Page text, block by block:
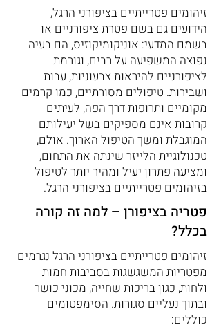
זיהומים פטרייתיים בציפורני הרגל,
הידועים גם בשם פטרת ציפורניים או
בשמם המדעי: אוניקומיקוזיס, הם בעיה
נפוצה המשפיעה על רבים, וגורמת
לציפורניים להיראות צבעוניות, עבות
ושבירות. טיפולים מסורתיים, כמו קרמים
מקומיים ותרופות דרך הפה, לעיתים
קרובות אינם מספיקים בשל יעילותם
המוגבלת ומשך הטיפול הארוך. אולם,
טכנולוגיית הלייזר שינתה את התחום,
ומציעה פתרון יעיל ומהיר יותר לטיפול
בזיהומים פטרייתיים בציפורני הרגל.
פטריה בציפורן – למה זה קורה
בכלל?
זיהומים פטרייתיים בציפורני הרגל נגרמים
מפטריות המשגשגות בסביבות חמות
ולחות, כגון בריכות שחייה, מכוני כושר
ובתוך נעליים סגורות. הסימפטומים
כוללים: